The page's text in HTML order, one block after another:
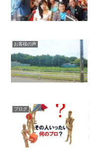
お客様の声
ブログ